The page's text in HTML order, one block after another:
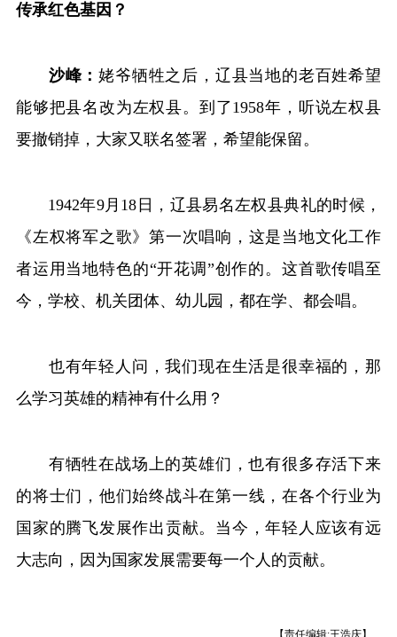
传承红色基因？
沙峰：姥爷牺牲之后，辽县当地的老百姓希望
能够把县名改为左权县。到了1958年，听说左权县
要撤销掉，大家又联名签署，希望能保留。
1942年9月18日，辽县易名左权县典礼的时候，
《左权将军之歌》第一次唱响，这是当地文化工作
者运用当地特色的“开花调”创作的。这首歌传唱至
今，学校、机关团体、幼儿园，都在学、都会唱。
也有年轻人问，我们现在生活是很幸福的，那
么学习英雄的精神有什么用？
有牺牲在战场上的英雄们，也有很多存活下来
的将士们，他们始终战斗在第一线，在各个行业为
国家的腾飞发展作出贡献。当今，年轻人应该有远
大志向，因为国家发展需要每一个人的贡献。
【责任编辑:王浩庆】